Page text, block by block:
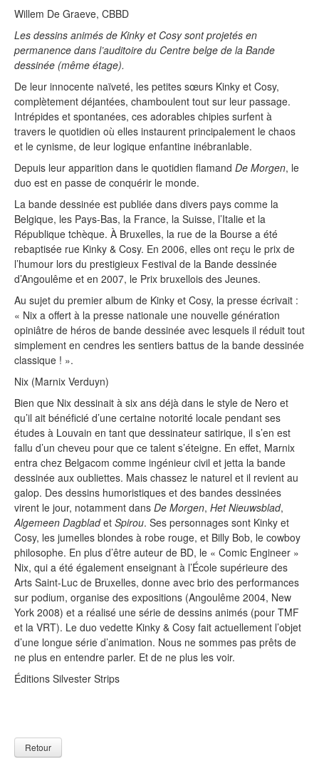
Willem De Graeve, CBBD
Les dessins animés de Kinky et Cosy sont projetés en
permanence dans l’auditoire du Centre belge de la Bande
dessinée (même étage).
De leur innocente naïveté, les petites sœurs Kinky et Cosy,
complètement déjantées, chamboulent tout sur leur passage.
Intrépides et spontanées, ces adorables chipies surfent à
travers le quotidien où elles instaurent principalement le chaos
et le cynisme, de leur logique enfantine inébranlable.
Depuis leur apparition dans le quotidien flamand De Morgen, le
duo est en passe de conquérir le monde.
La bande dessinée est publiée dans divers pays comme la
Belgique, les Pays-Bas, la France, la Suisse, l’Italie et la
République tchèque. À Bruxelles, la rue de la Bourse a été
rebaptisée rue Kinky & Cosy. En 2006, elles ont reçu le prix de
l’humour lors du prestigieux Festival de la Bande dessinée
d’Angoulême et en 2007, le Prix bruxellois des Jeunes.
Au sujet du premier album de Kinky et Cosy, la presse écrivait :
« Nix a offert à la presse nationale une nouvelle génération
opiniâtre de héros de bande dessinée avec lesquels il réduit tout
simplement en cendres les sentiers battus de la bande dessinée
classique ! ».
Nix (Marnix Verduyn)
Bien que Nix dessinait à six ans déjà dans le style de Nero et
qu’il ait bénéficié d’une certaine notorité locale pendant ses
études à Louvain en tant que dessinateur satirique, il s’en est
fallu d’un cheveu pour que ce talent s’éteigne. En effet, Marnix
entra chez Belgacom comme ingénieur civil et jetta la bande
dessinée aux oubliettes. Mais chassez le naturel et il revient au
galop. Des dessins humoristiques et des bandes dessinées
virent le jour, notamment dans De Morgen, Het Nieuwsblad,
Algemeen Dagbladet Spirou. Ses personnages sont Kinky et
Cosy, les jumelles blondes à robe rouge, et Billy Bob, le cowboy
philosophe. En plus d’être auteur de BD, le « Comic Engineer »
Nix, qui a été également enseignant à l’École supérieure des
Arts Saint-Luc de Bruxelles, donne avec brio des performances
sur podium, organise des expositions (Angoulême 2004, New
York 2008) et a réalisé une série de dessins animés (pour TMF
et la VRT). Le duo vedette Kinky & Cosy fait actuellement l’objet
d’une longue série d’animation. Nous ne sommes pas prêts de
ne plus en entendre parler. Et de ne plus les voir.
Éditions Silvester Strips
Retour